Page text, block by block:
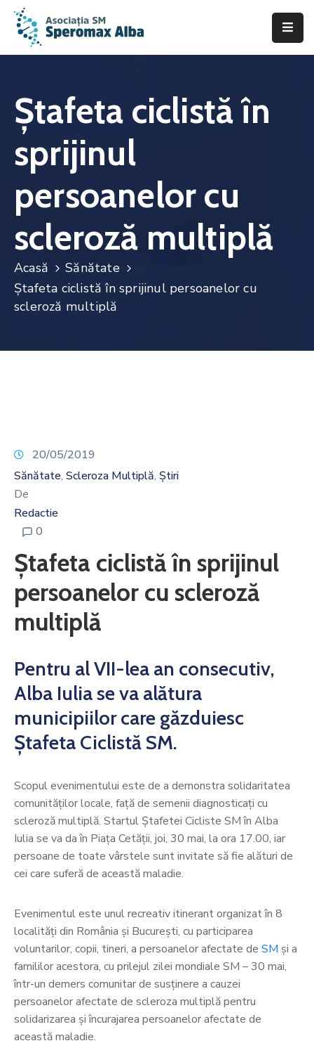
noi
Multiplă
Asistență
de
ajutor
Contact
Ștafeta ciclistă în
sprijinul
persoanelor cu
scleroză multiplă
Acasă
Sănătate
Ștafeta ciclistă în sprijinul persoanelor cu
scleroză multiplă
20/05/2019
Sănătate‚ Scleroza Multiplă‚ Știri
De
Redactie
0
Ștafeta ciclistă în sprijinul
persoanelor cu scleroză
multiplă
Pentru al VII-lea an consecutiv,
Alba Iulia se va alătura
municipiilor care găzduiesc
Ștafeta Ciclistă SM.
Scopul evenimentului este de a demonstra solidaritatea
comunităților locale, față de semenii diagnosticați cu
scleroză multiplă. Startul Ștafetei Cicliste SM în Alba
Iulia se va da în Piața Cetății, joi, 30 mai, la ora 17.00, iar
persoane de toate vârstele sunt invitate să fie alături de
cei care suferă de această maladie.
Evenimentul este unul recreativ itinerant organizat în 8
localități din România și București, cu participarea
voluntarilor, copii, tineri, a persoanelor afectate de SM și a
famililor acestora, cu prilejul zilei mondiale SM – 30 mai,
într-un demers comunitar de susținere a cauzei
persoanelor afectate de scleroza multiplă pentru
solidarizarea și încurajarea persoanelor afectate de
această maladie.